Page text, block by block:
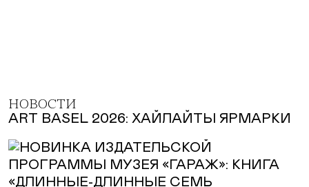
НОВОСТИ
ART BASEL 2026: ХАЙЛАЙТЫ ЯРМАРКИ